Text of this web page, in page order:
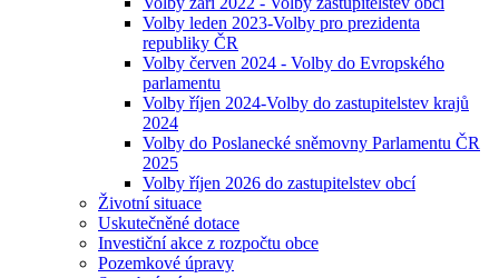
Volby leden 2023-Volby pro prezidenta
republiky ČR
Volby červen 2024 - Volby do Evropského
parlamentu
Volby říjen 2024-Volby do zastupitelstev krajů
2024
Volby do Poslanecké sněmovny Parlamentu ČR
2025
Volby říjen 2026 do zastupitelstev obcí
Životní situace
Uskutečněné dotace
Investiční akce z rozpočtu obce
Pozemkové úpravy